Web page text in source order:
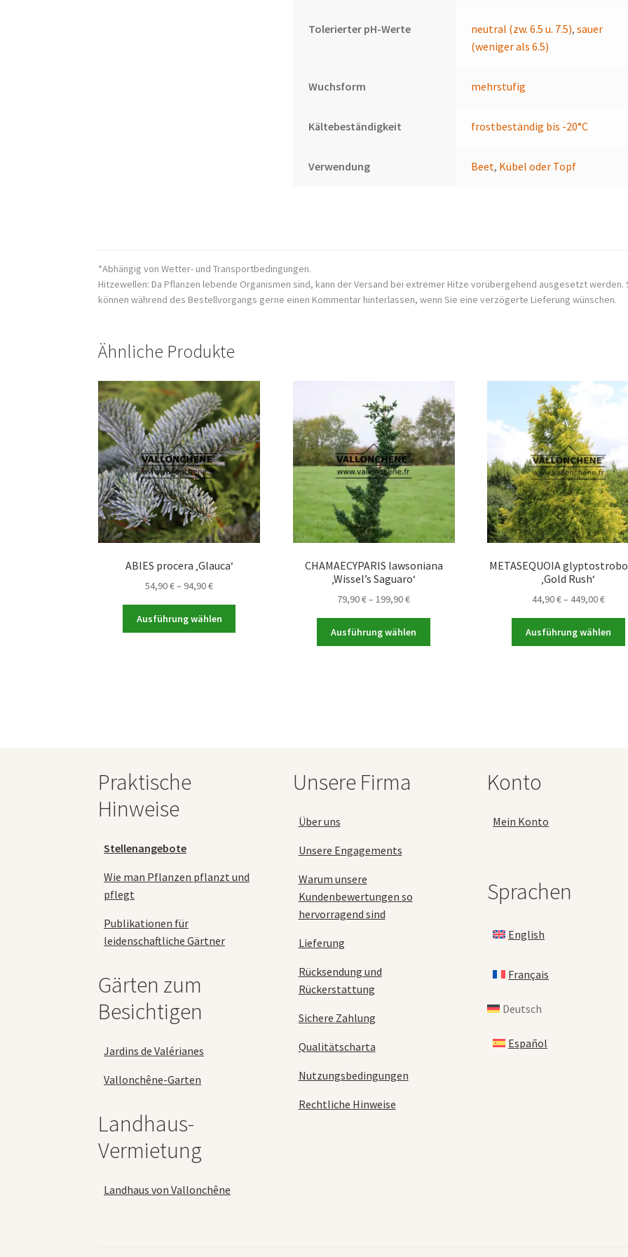
Tolerierter pH-Werte neutral (zw. 6.5 u. 7.5),sauer
(weniger als 6.5)
Wuchsform mehrstufig
Kältebeständigkeit frostbeständig bis -20°C
Verwendung Beet, Kübel oder Topf
*Abhängig von Wetter- und Transportbedingungen.
Hitzewellen: Da Pflanzen lebende Organismen sind, kann der Versand bei extremer Hitze vorübergehend ausgesetzt werden.
können während des Bestellvorgangs gerne einen Kommentar hinterlassen, wenn Sie eine verzögerte Lieferung wünschen.
Ähnliche Produkte
ABIES procera ‚Glauca‘
54,90€– 94,90€Preisspanne:
bis
94,90 €
Ausführung wählen
CHAMAECYPARIS lawsoniana
‚Wissel’s Saguaro‘
79,90€–199,90€Preisspanne:
bis
199,90 €
Ausführung wählen
METASEQUOIA
‚Gold Rush‘
44,90€– 449,00€
bis
Ausführung wählen
Praktische
Hinweise
Stellenangebote
Wie man Pflanzen pflanzt und
pflegt
Publikationen für
leidenschaftliche Gärtner
Gärten zum
Besichtigen
Jardins de Valérianes
Vallonchêne-Garten
Landhaus-
Vermietung
Landhaus von Vallonchêne
Unsere Firma
Über uns
Unsere Engagements
Warum unsere
Kundenbewertungen so
hervorragend sind
Lieferung
Rücksendung und
Rückerstattung
Sichere Zahlung
Qualitätscharta
Nutzungsbedingungen
Rechtliche Hinweise
Konto
Mein Konto
Sprachen
English
Français
Deutsch
Español